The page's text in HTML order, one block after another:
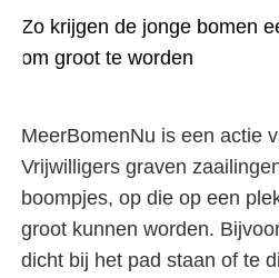
Zo krijgen de jonge bomen
om groot te worden
MeerBomenNu is een actie
Vrijwilligers graven
boompjes, op die op een
groot kunnen worden.
dicht bij het pad staan of te